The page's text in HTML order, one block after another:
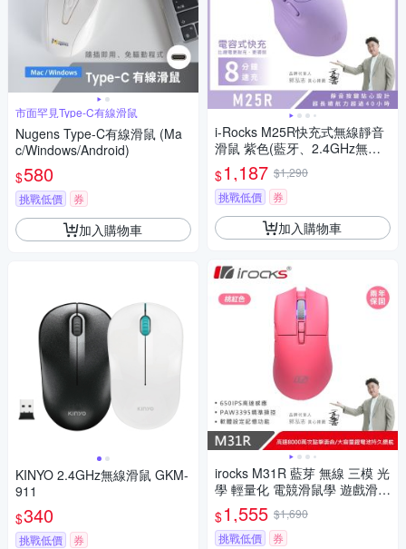
市面罕見Type-C有線滑鼠
Nugens Type-C有線滑鼠 (Ma
c/Windows/Android)
$580
挑戰低價 券
加入購物車
KINYO 2.4GHz無線滑鼠 GKM-
911
$340
挑戰低價 券
i-Rocks M25R快充式無線靜音
滑鼠 紫色(藍牙、2.4GHz無線
雙模)
$1,187 $1,290
挑戰低價
券
加入購物車
irocks M31R 藍芽 無線 三模 光
學 輕量化 電競滑鼠學 遊戲滑鼠
粉
$1,555 $1,690
挑戰低價
券